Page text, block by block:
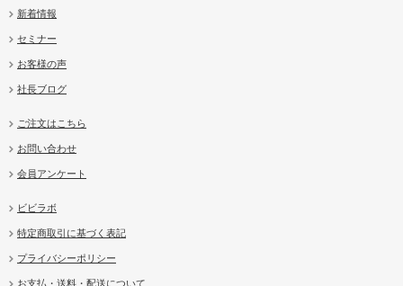
新着情報
セミナー
お客様の声
社長ブログ
ご注文はこちら
お問い合わせ
会員アンケート
ビビラボ
特定商取引に基づく表記
プライバシーポリシー
お支払・送料・配送について